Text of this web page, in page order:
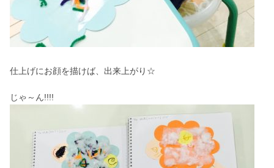
仕上げにお顔を描けば、出来上がり☆
じゃ～ん!!!!